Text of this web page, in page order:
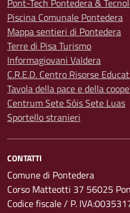
Pont-Tech Pontedera &
Piscina Comunale Pontedera
Mappa sentieri di Pontedera
Terre di Pisa Turismo
Informagiovani Valdera
C.R.E.D. Centro Risorse
Tavola della pace e della
Centrum Sete Sóis Sete Luas
Sportello stranieri
CONTATTI
Comune di Pontedera
Corso Matteotti 37 56025
Codice fiscale / P.